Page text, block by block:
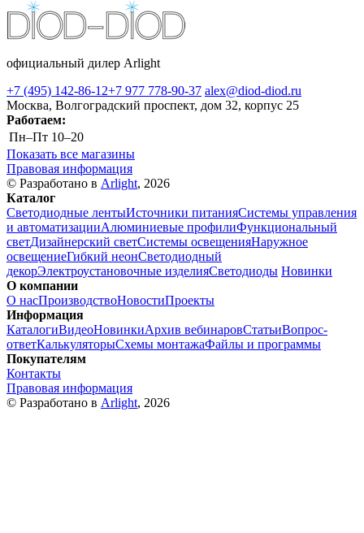
официальный дилер Arlight
+7 (495) 142-86-12+7 977 778-90-37 alex@diod-diod.ru
Москва, Волгоградский проспект, дом 32, корпус 25
Работаем:
Пн–Пт 10–20
Показать все магазины
Правовая информация
© Разработано в Arlight, 2026
Каталог
Светодиодные лентыИсточники питанияСистемы управления
и автоматизацииАлюминиевые профилиФункциональный
светДизайнерский светСистемы освещенияНаружное
освещениеГибкий неонСветодиодный
декорЭлектроустановочные изделияСветодиоды Новинки
О компании
О насПроизводствоНовостиПроекты
Информация
КаталогиВидеоНовинкиАрхив вебинаровСтатьиВопрос-
ответКалькуляторыСхемы монтажаФайлы и программы
Покупателям
Контакты
Правовая информация
© Разработано в Arlight, 2026